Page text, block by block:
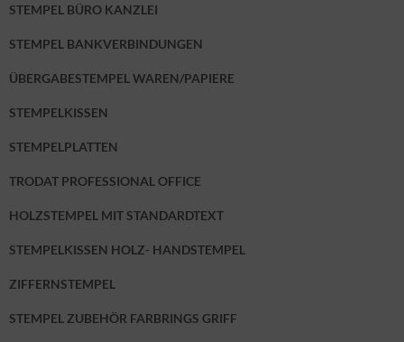
STEMPEL BÜRO KANZLEI
STEMPEL BANKVERBINDUNGEN
ÜBERGABESTEMPEL WAREN/PAPIERE
STEMPELKISSEN
STEMPELPLATTEN
TRODAT PROFESSIONAL OFFICE
HOLZSTEMPEL MIT STANDARDTEXT
STEMPELKISSEN HOLZ- HANDSTEMPEL
ZIFFERNSTEMPEL
STEMPEL ZUBEHÖR FARBRINGS GRIFF